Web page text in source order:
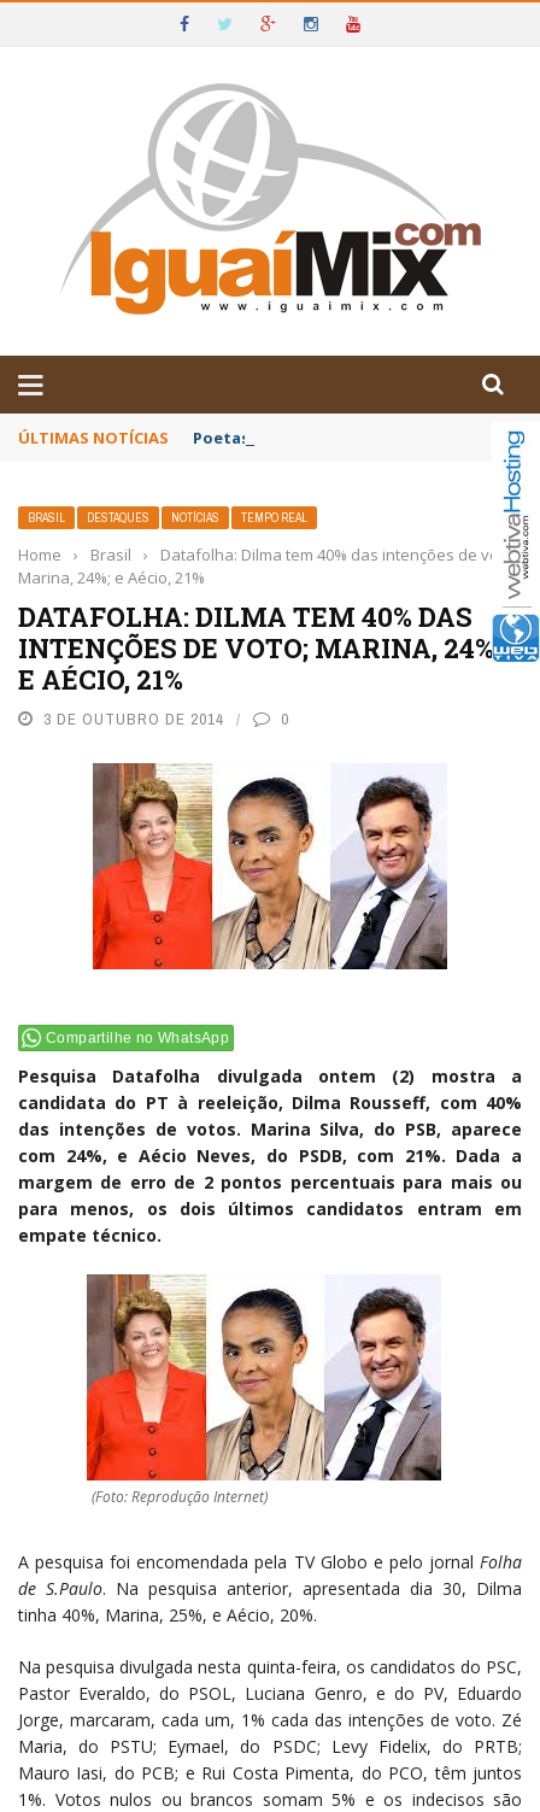
IGUAÍ E SUDOESTE DA BAHIA
ÚLTIMAS NOTÍCIAS Poetas baianos representam o Brasil no
BRASIL DESTAQUES NOTÍCIAS TEMPO REAL
Home › Brasil ›
Datafolha: Dilma tem 40% das intenções de voto;
Marina, 24%; e Aécio, 21%
DATAFOLHA: DILMA TEM 40% DAS
INTENÇÕES DE VOTO; MARINA, 24%;
E AÉCIO, 21%
3 DE OUTUBRO DE 2014 0
Compartilhe no WhatsApp
Pesquisa Datafolha divulgada ontem (2) mostra a
candidata do PT à reeleição, Dilma Rousseff, com 40%
das intenções de votos. Marina Silva, do PSB, aparece
com 24%, e Aécio Neves, do PSDB, com 21%. Dada a
margem de erro de 2 pontos percentuais para mais ou
para menos, os dois últimos candidatos entram em
empate técnico.
(Foto: Reprodução Internet)
A pesquisa foi encomendada pela TV Globo e pelo jornal Folha
de S.Paulo. Na pesquisa anterior, apresentada dia 30, Dilma
tinha 40%, Marina, 25%, e Aécio, 20%.
Na pesquisa divulgada nesta quinta-feira, os candidatos do PSC,
Pastor Everaldo, do PSOL, Luciana Genro, e do PV, Eduardo
Jorge, marcaram, cada um, 1% cada das intenções de voto. Zé
Maria, do PSTU; Eymael, do PSDC; Levy Fidelix, do PRTB;
Mauro Iasi, do PCB; e Rui Costa Pimenta, do PCO, têm juntos
1%. Votos nulos ou brancos somam 5% e os indecisos são